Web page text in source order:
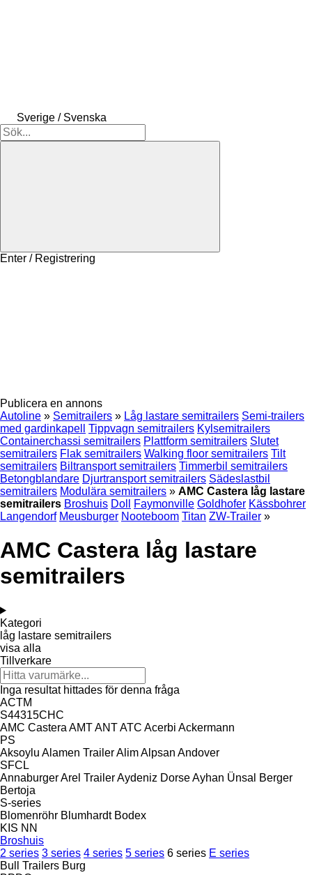
Sverige / Svenska
Enter / Registrering
Publicera en annons
Autoline » Semitrailers » Låg lastare semitrailers Semi-trailers
med gardinkapell
Tippvagn semitrailers Kylsemitrailers
Containerchassi semitrailers Plattform semitrailers Slutet
semitrailers Flak semitrailers Walking floor semitrailers Tilt
semitrailers Biltransport semitrailers Timmerbil semitrailers
Betongblandare Djurtransport semitrailers Sädeslastbil
semitrailers Modulära semitrailers » AMC Castera låg lastare
semitrailers Broshuis Doll Faymonville Goldhofer Kässbohrer
Langendorf Meusburger Nooteboom Titan ZW-Trailer »
AMC Castera låg lastare
semitrailers
Kategori
låg lastare semitrailers
visa alla
Tillverkare
Inga resultat hittades för denna fråga
ACTM
S44315CHC
AMC Castera AMTANTATC Acerbi Ackermann
PS
Aksoylu Alamen TrailerAlimAlpsan Andover
SFCL
AnnaburgerArel TrailerAydeniz DorseAyhan Ünsal
Berger
Bertoja
S-series
Blomenröhr Blumhardt Bodex
KIS NN
Broshuis
2 series 3 series 4 series 5 series 6 series E series
Bull Trailers Burg